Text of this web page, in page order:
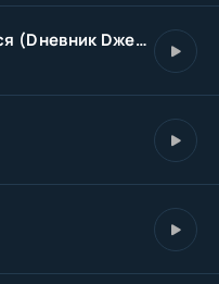
Когда ты улыбаешься (Dневник Dжессики Remix)